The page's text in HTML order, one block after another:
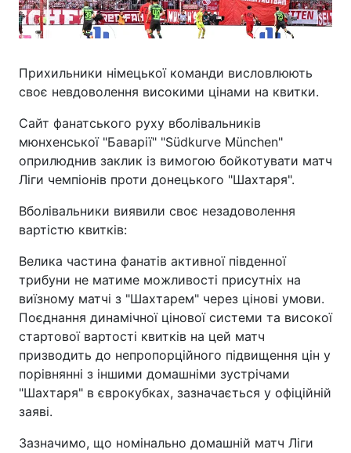
Прихильники німецької команди висловлюють
своє невдоволення високими цінами на квитки.
Сайт фанатського руху вболівальників
мюнхенської "Баварії" "Südkurve München"
оприлюднив заклик із вимогою бойкотувати матч
Ліги чемпіонів проти донецького "Шахтаря".
Вболівальники виявили своє незадоволення
вартістю квитків:
Велика частина фанатів активної південної
трибуни не матиме можливості присутніх на
виїзному матчі з "Шахтарем" через цінові умови.
Поєднання динамічної цінової системи та високої
стартової вартості квитків на цей матч
призводить до непропорційного підвищення цін у
порівнянні з іншими домашніми зустрічами
"Шахтаря" в єврокубках, зазначається у офіційній
заяві.
Зазначимо, що номінально домашній матч Ліги